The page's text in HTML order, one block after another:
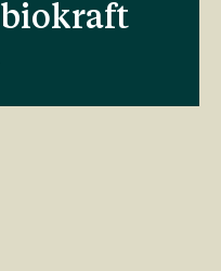
biokraft